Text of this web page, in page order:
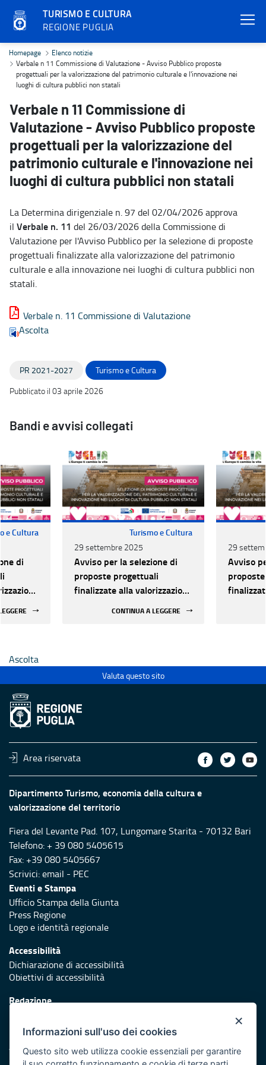
TURISMO E CULTURA
REGIONE PUGLIA
Verbale n 11 Commissione di Valutazione - Avviso Pubblico
Homepage
Elenco notizie
Verbale n 11 Commissione di Valutazione - Avviso Pubblico proposte
progettuali per la valorizzazione del patrimonio culturale e l'innovazione nei
luoghi di cultura pubblici non statali
Verbale n 11 Commissione di
Valutazione - Avviso Pubblico proposte
progettuali per la valorizzazione del
patrimonio culturale e l'innovazione nei
luoghi di cultura pubblici non statali
La Determina dirigenziale n. 97 del 02/04/2026 approva
il Verbale n. 11 del 26/03/2026 della Commissione di
Valutazione per l'Avviso Pubblico per la selezione di proposte
progettuali finalizzate alla valorizzazione del patrimonio
culturale e alla innovazione nei luoghi di cultura pubblici non
statali.
Verbale n. 11 Commissione di Valutazione
Ascolta
PR 2021-2027
Turismo e Cultura
Pubblicato il 03 aprile 2026
Bandi e avvisi collegati
e Cultura
di
Turismo e Cultura
29 settembre 2025
Avviso per la selezione di
proposte progettuali
finalizzate alla valorizzazione
CONTINUA A LEGGERE
29
Avviso
Ascolta
Valuta questo sito
Area riservata
Dipartimento Turismo, economia della cultura e
valorizzazione del territorio
Fiera del Levante Pad. 107, Lungomare Starita - 70132 Bari
Telefono: + 39 080 5405615
Fax: +39 080 5405667
Scrivici:email - PEC
Eventi e Stampa
Ufficio Stampa della Giunta
Press Regione
Logo e identità regionale
Accessibilità
Dichiarazione di accessibilità
Obiettivi di accessibilità
Redazione
Protezione civile
Vai al sito di Protezione Civile Puglia
×
Informazioni sull'uso dei cookies
Questo sito web utilizza cookie essenziali per garantire